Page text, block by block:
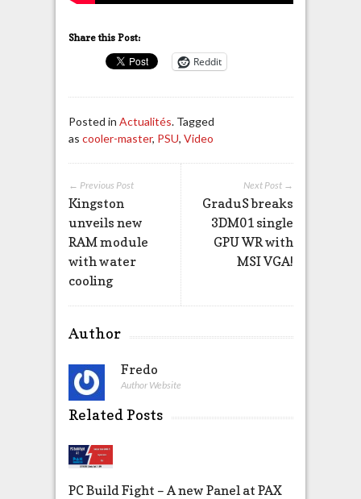
Share this Post:
Reddit
Posted in Actualités. Tagged
as cooler-master, PSU, Video
Next Post →
GraduS breaks
3DM01 single
GPU WR with
MSI VGA!
← Previous Post
Kingston
unveils new
RAM module
with water
cooling
Author
Fredo
Author Website
Related Posts
PC Build Fight – A new Panel at PAX